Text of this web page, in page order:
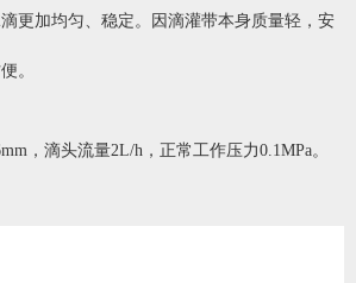
更加均匀、稳定。因滴灌带本身质量轻，安
。
，滴头流量2L/h，正常工作压力0.1MPa。